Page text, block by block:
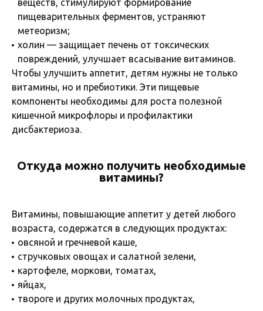
веществ, стимулируют формирование
пищеварительных ферментов, устраняют
метеоризм;
холин — защищает печень от токсических
повреждений, улучшает всасывание витаминов.
Чтобы улучшить аппетит, детям нужны не только
витамины, но и пребиотики. Эти пищевые
компоненты необходимы для роста полезной
кишечной микрофлоры и профилактики
дисбактериоза.
Откуда можно получить необходимые
витамины?
Витамины, повышающие аппетит у детей любого
возраста, содержатся в следующих продуктах:
овсяной и гречневой каше,
стручковых овощах и салатной зелени,
картофеле, моркови, томатах,
яйцах,
твороге и других молочных продуктах,